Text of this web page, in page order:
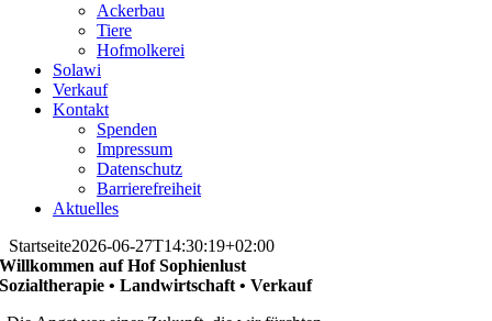
Ackerbau
Tiere
Hofmolkerei
Solawi
Verkauf
Kontakt
Spenden
Impressum
Datenschutz
Barrierefreiheit
Aktuelles
Startseite2026-06-27T14:30:19+02:00
Willkommen auf Hof Sophienlust
Sozialtherapie • Landwirtschaft • Verkauf